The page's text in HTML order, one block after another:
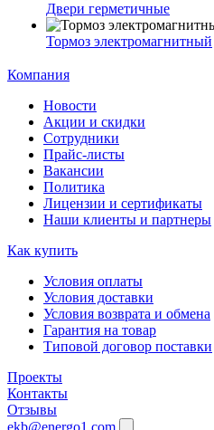
Двери герметичные
Тормоз электромагнитный
Компания
Новости
Акции и скидки
Сотрудники
Прайс-листы
Вакансии
Политика
Лицензии и сертификаты
Наши клиенты и партнеры
Как купить
Условия оплаты
Условия доставки
Условия возврата и обмена
Гарантия на товар
Типовой договор поставки
Проекты
Контакты
Отзывы
ekb@energo1.com